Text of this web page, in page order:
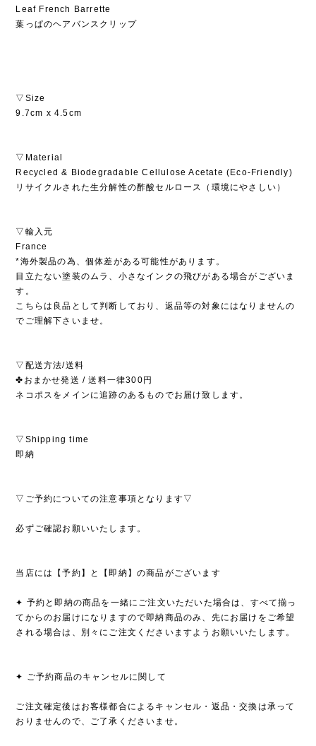
Leaf French Barrette
葉っぱのヘアバンスクリップ
▽Size
9.7cm x 4.5cm
▽Material
Recycled & Biodegradable Cellulose Acetate (Eco-Friendly)
リサイクルされた生分解性の酢酸セルロース（環境にやさしい）
▽輸入元
France
*海外製品の為、個体差がある可能性があります。
目立たない塗装のムラ、小さなインクの飛びがある場合がございま
す。
こちらは良品として判断しており、返品等の対象にはなりませんの
でご理解下さいませ。
▽配送方法/送料
✤おまかせ発送 / 送料一律300円
ネコポスをメインに追跡のあるものでお届け致します。
▽Shipping time
即納
▽ご予約についての注意事項となります▽
必ずご確認お願いいたします。
当店には【予約】と【即納】の商品がございます
✦ 予約と即納の商品を一緒にご注文いただいた場合は、すべて揃っ
てからのお届けになりますので即納商品のみ、先にお届けをご希望
される場合は、別々にご注文くださいますようお願いいたします。
✦ ご予約商品のキャンセルに関して
ご注文確定後はお客様都合によるキャンセル・返品・交換は承って
おりませんので、ご了承くださいませ。